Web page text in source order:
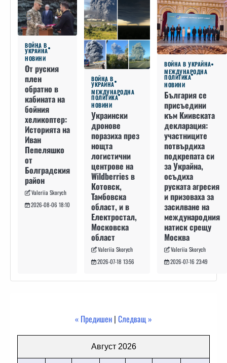
ВОЙНА В
УКРАЙНА
НОВИНИ
От руския
плен
обратно в
кабината на
бойния
хеликоптер:
Историята на
Иван
Пепеляшко
от
Болградския
район
Valeriia Skorych
2026-08-06 18:10
ВОЙНА В
УКРАЙНА
МЕЖДУНАРОДНА
ПОЛИТИКА
НОВИНИ
Украински
дронове
поразиха през
нощта
логистични
центрове на
Wildberries в
Котовск,
Тамбовска
област, и в
Електростал,
Московска
област
Valeriia Skorych
2026-07-18 13:56
ВОЙНА В УКРАЙНА
МЕЖДУНАРОДНА
ПОЛИТИКА
НОВИНИ
България се
присъедини
към Киивската
декларация:
участниците
потвърдиха
подкрепата си
за Украйна,
осъдиха
руската агресия
и призоваха за
засилване на
международния
натиск срещу
Москва
Valeriia Skorych
2026-07-16 23:49
« Предишен | Следващ »
Август 2026